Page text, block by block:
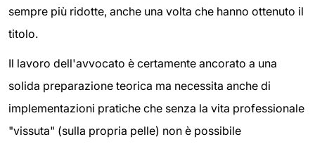
sempre più ridotte, anche una volta che hanno ottenuto il
titolo.
Il lavoro dell'avvocato è certamente ancorato a una
solida preparazione teorica ma necessita anche di
implementazioni pratiche che senza la vita professionale
"vissuta" (sulla propria pelle) non è possibile